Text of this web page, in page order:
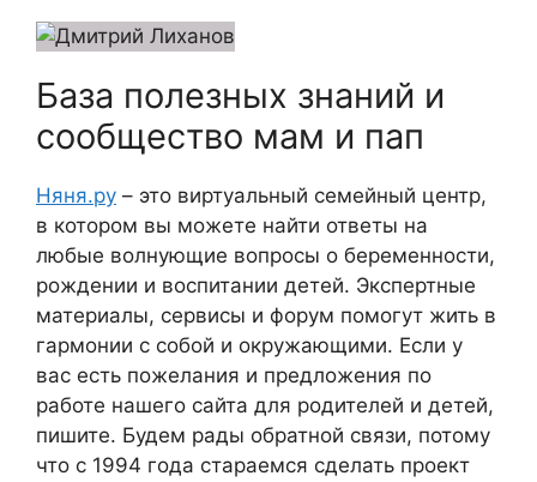
База полезных знаний и
сообщество мам и пап
Няня.ру – это виртуальный семейный центр,
в котором вы можете найти ответы на
любые волнующие вопросы о беременности,
рождении и воспитании детей. Экспертные
материалы, сервисы и форум помогут жить в
гармонии с собой и окружающими. Если у
вас есть пожелания и предложения по
работе нашего сайта для родителей и детей,
пишите. Будем рады обратной связи, потому
что c 1994 года стараемся сделать проект